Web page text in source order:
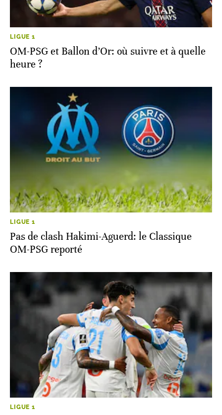
LIGUE 1
OM-PSG et Ballon d’Or: où suivre et à quelle
heure ?
LIGUE 1
Pas de clash Hakimi-Aguerd: le Classique
OM-PSG reporté
LIGUE 1